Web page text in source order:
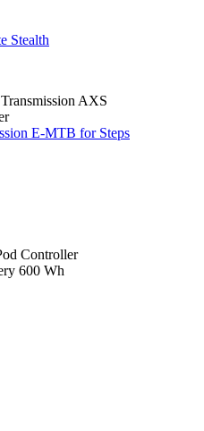
Stealth
AXS
E-MTB for Steps
Controller
600 Wh